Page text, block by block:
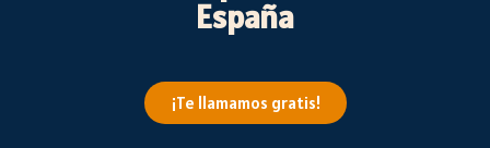
España
¡Te llamamos gratis!